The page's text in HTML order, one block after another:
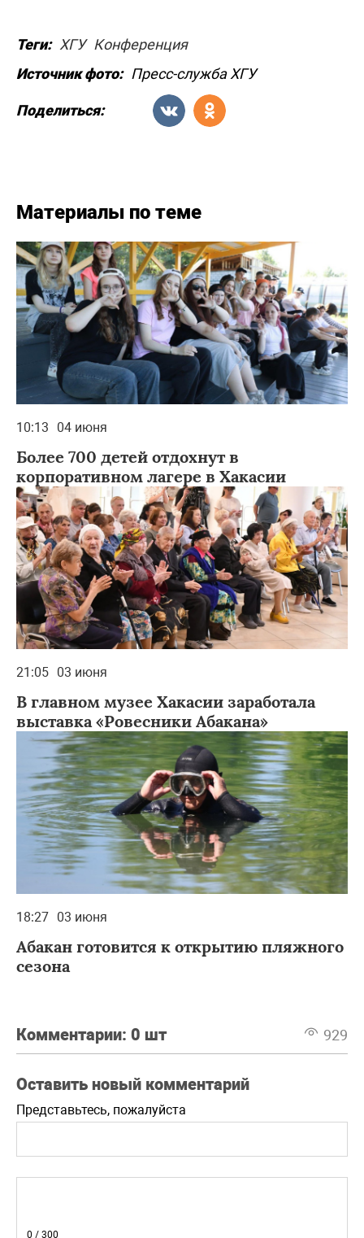
Теги: ХГУ Конференция
Источник фото: Пресс-служба ХГУ
Поделиться:
Материалы по теме
10:13 04 июня
Более 700 детей отдохнут в
корпоративном лагере в Хакасии
21:05 03 июня
В главном музее Хакасии заработала
выставка «Ровесники Абакана»
18:27 03 июня
Абакан готовится к открытию пляжного
сезона
Комментарии: 0 шт 929
Оставить новый комментарий
Представьтесь, пожалуйста
0 / 300